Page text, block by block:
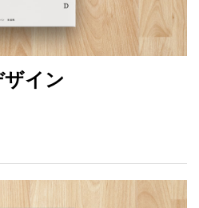
ザイン